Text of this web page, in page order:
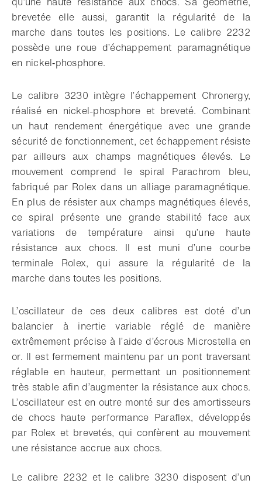
brevetée elle aussi, garantit la régularité de la
marche dans toutes les positions. Le calibre 2232
possède une roue d’échappement paramagnétique
en nickel‑phosphore.
Le calibre 3230 intègre l’échappement Chronergy,
réalisé en nickel-phosphore et breveté. Combinant
un haut rendement énergétique avec une grande
sécurité de fonctionnement, cet échappement résiste
par ailleurs aux champs magnétiques élevés. Le
mouvement comprend le spiral Parachrom bleu,
fabriqué par Rolex dans un alliage paramagnétique.
En plus de résister aux champs magnétiques élevés,
ce spiral présente une grande stabilité face aux
variations de température ainsi qu’une haute
résistance aux chocs. Il est muni d’une courbe
terminale Rolex, qui assure la régularité de la
marche dans toutes les positions.
L’oscillateur de ces deux calibres est doté d’un
balancier à inertie variable réglé de manière
extrêmement précise à l’aide d’écrous Microstella en
or. Il est fermement maintenu par un pont traversant
réglable en hauteur, permettant un positionnement
très stable afin d’augmenter la résistance aux chocs.
L’oscillateur est en outre monté sur des amortisseurs
de chocs haute performance Paraflex, développés
par Rolex et brevetés, qui confèrent au mouvement
une résistance accrue aux chocs.
Le calibre 2232 et le calibre 3230 disposent d’un